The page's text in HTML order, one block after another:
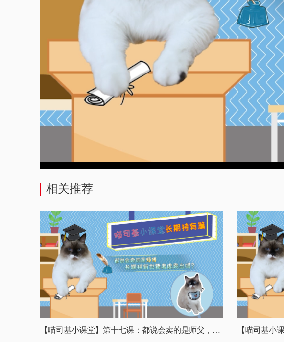
相关推荐
【喵司基小课堂】第十七课：都说会卖的是师父，长期持有也要考虑卖出吗？